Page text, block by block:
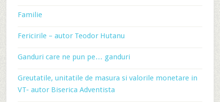
Familie
Fericirile – autor Teodor Hutanu
Ganduri care ne pun pe… ganduri
Greutatile, unitatile de masura si valorile monetare in
VT- autor Biserica Adventista